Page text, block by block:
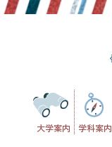
Skip
to
大学案内 学科案内